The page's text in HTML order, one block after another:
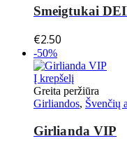
Smeigtukai
€2.50
-50%
Į krepšelį
Greita peržiūra
Girliandos, Švenčių
Girlianda VIP